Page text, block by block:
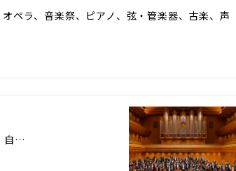
ペラ、音楽祭、ピアノ、弦・管楽器、古楽、声
自…